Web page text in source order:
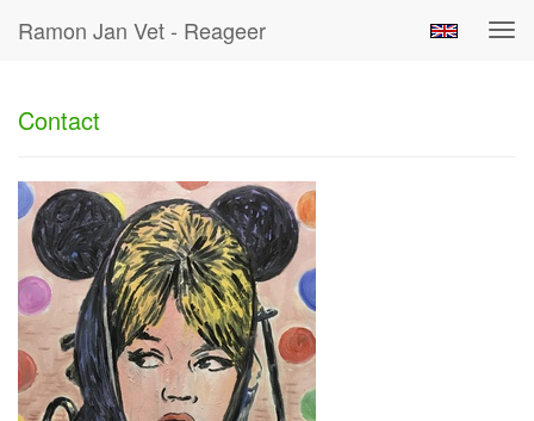
Ramon Jan Vet - Reageer
Contact